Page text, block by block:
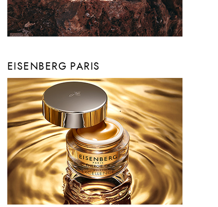
EISENBERG PARIS